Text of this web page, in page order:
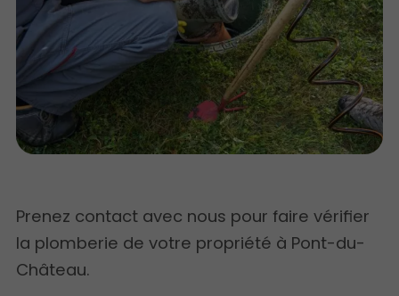
Prenez contact avec nous pour faire vérifier
la plomberie de votre propriété à Pont-du-
Château.